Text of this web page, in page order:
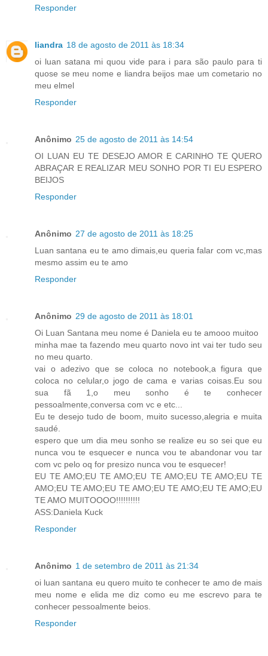
Responder
liandra 18 de agosto de 2011 às 18:34
oi luan satana mi quou vide para i para são paulo para ti
quose se meu nome e liandra beijos mae um cometario no
meu elmel
Responder
Anônimo 25 de agosto de 2011 às 14:54
OI LUAN EU TE DESEJO AMOR E CARINHO TE QUERO
ABRAÇAR E REALIZAR MEU SONHO POR TI EU ESPERO
BEIJOS
Responder
Anônimo 27 de agosto de 2011 às 18:25
Luan santana eu te amo dimais,eu queria falar com vc,mas
mesmo assim eu te amo
Responder
Anônimo 29 de agosto de 2011 às 18:01
Oi Luan Santana meu nome é Daniela eu te amooo muitoo
minha mae ta fazendo meu quarto novo int vai ter tudo seu
no meu quarto.
vai o adezivo que se coloca no notebook,a figura que
coloca no celular,o jogo de cama e varias coisas.Eu sou
sua fã 1,o meu sonho é te conhecer
pessoalmente,conversa com vc e etc...
Eu te desejo tudo de boom, muito sucesso,alegria e muita
saudé.
espero que um dia meu sonho se realize eu so sei que eu
nunca vou te esquecer e nunca vou te abandonar vou tar
com vc pelo oq for presizo nunca vou te esquecer!
EU TE AMO;EU TE AMO;EU TE AMO;EU TE AMO;EU TE
AMO;EU TE AMO;EU TE AMO;EU TE AMO;EU TE AMO;EU
TE AMO MUITOOOO!!!!!!!!!!
ASS:Daniela Kuck
Responder
Anônimo 1 de setembro de 2011 às 21:34
oi luan santana eu quero muito te conhecer te amo de mais
meu nome e elida me diz como eu me escrevo para te
conhecer pessoalmente beios.
Responder